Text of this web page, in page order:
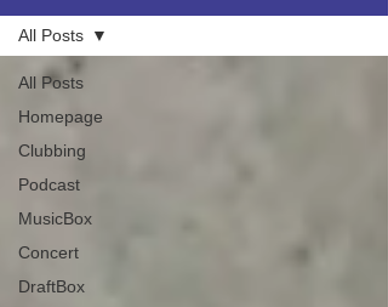
All Posts
Homepage
Clubbing
Podcast
MusicBox
Concert
DraftBox
All Posts